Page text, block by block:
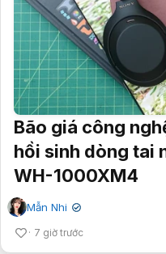
Bão giá công
hồi sinh dòng tai
WH-1000XM4
Mẫn Nhi ✔
7 giờ trước